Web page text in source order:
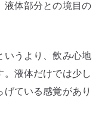
液体部分との境目の
いうより、飲み心地
。液体だけでは少し
ている感覚があり